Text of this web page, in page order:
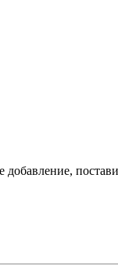
добавление,